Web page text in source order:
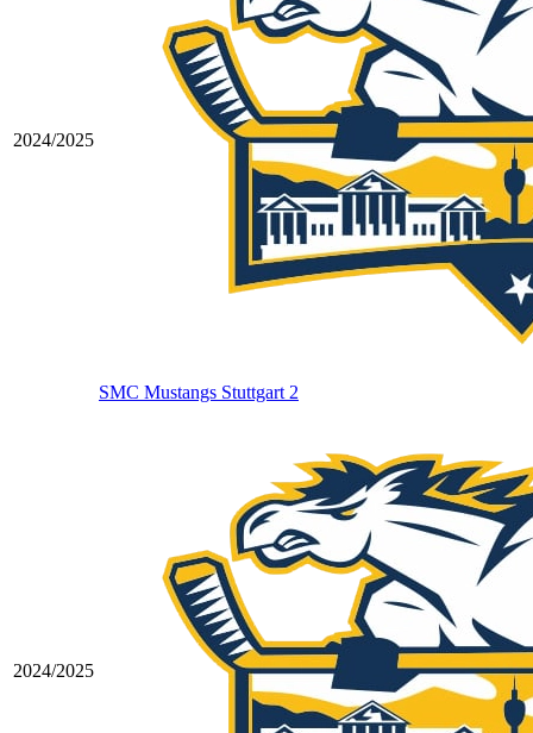
2024/2025
SMC Mustangs Stuttgart 2
2024/2025